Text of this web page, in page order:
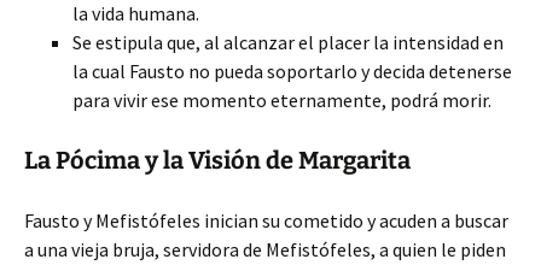
la vida humana.
Se estipula que, al alcanzar el placer la intensidad en
la cual Fausto no pueda soportarlo y decida detenerse
para vivir ese momento eternamente, podrá morir.
La Pócima y la Visión de Margarita
Fausto y Mefistófeles inician su cometido y acuden a buscar
a una vieja bruja, servidora de Mefistófeles, a quien le piden